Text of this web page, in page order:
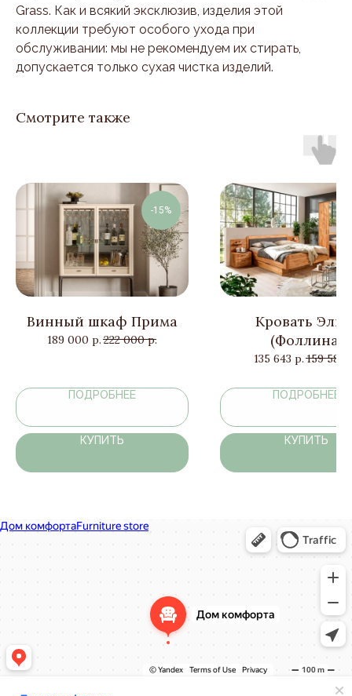
Grass. Как и всякий эксклюзив, изделия этой
коллекции требуют особого ухода при
обслуживании: мы не рекомендуем их стирать,
допускается только сухая чистка изделий.
Смотрите также
-15%
Винный шкаф Прима
189 000 р. 222 000 р.
ПОДРОБНЕЕ
КУПИТЬ
Кровать
(Фоллина)
135 643 р. 159 580
ПОДРОБНЕЕ
КУПИТЬ
Дом комфорта
Магазин мебели в Москве и Московской области